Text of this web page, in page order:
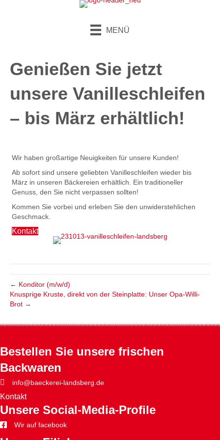
MENÜ
Genießen Sie jetzt
unsere Vanille­schleifen
– bis März erhältlich!
Wir haben großartige Neuigkeiten für unsere Kunden!
Ab sofort sind unsere geliebten Vanilleschleifen wieder bis
März in unseren Bäckereien erhältlich. Ein traditioneller
Genuss, den Sie nicht verpassen sollten!
Kommen Sie vorbei und erleben Sie den unwiderstehlichen
Geschmack.
Kontakt
← Konditor (m/w/d)
Knusprige Kruste, direkt von der Steinplatte: Unser Opa-Willi-
Brot →
Bestellen Sie unsere frischen
Backwaren
info@baeckerei-landsberg.de
Kontakt
Unsere Social-Media-Profile
Wir auf facebook